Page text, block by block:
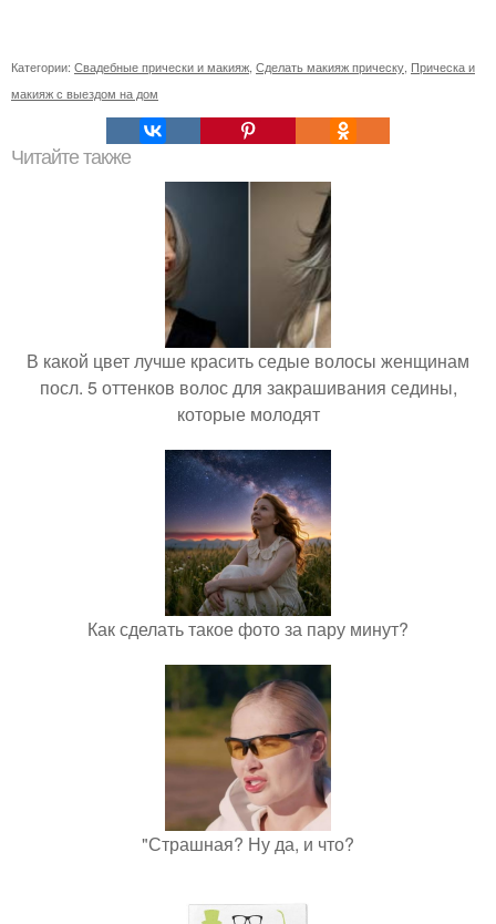
Категории: Свадебные прически и макияж Сделать макияж прическу Прическа и
макияж с выездом на дом
Читайте также
В какой цвет лучше красить седые волосы женщинам
посл. 5 оттенков волос для закрашивания седины,
которые молодят
Как сделать такое фото за пару минут?
"Страшная? Ну да, и что?